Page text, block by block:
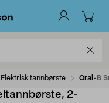
Elektrisk tannbørste Oral-B
2-